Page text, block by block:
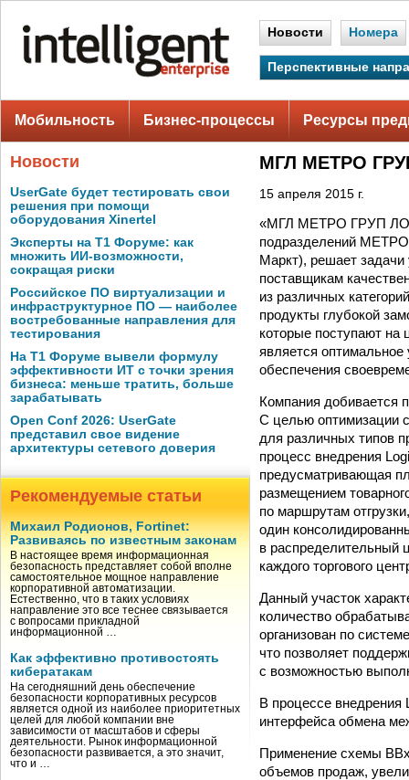
Новости Номера
Перспективные
Мобильность Бизнес-процессы Ресурсы
Новости
UserGate будет тестировать свои
решения при помощи
оборудования Xinertel
Эксперты на Т1 Форуме: как
множить ИИ-возможности,
сокращая риски
Российское ПО виртуализации и
инфраструктурное ПО — наиболее
востребованные направления для
тестирования
На Т1 Форуме вывели формулу
эффективности ИТ с точки зрения
бизнеса: меньше тратить, больше
зарабатывать
Open Conf 2026: UserGate
представил свое видение
архитектуры сетевого доверия
Рекомендуемые статьи
Михаил Родионов, Fortinet:
Развиваясь по известным законам
В настоящее время информационная
безопасность представляет собой вполне
самостоятельное мощное направление
корпоративной автоматизации.
Естественно, что в таких условиях
направление это все теснее связывается
с вопросами прикладной
информационной …
Как эффективно противостоять
кибератакам
На сегодняшний день обеспечение
безопасности корпоративных ресурсов
является одной из наиболее приоритетных
целей для любой компании вне
зависимости от масштабов и сферы
деятельности. Рынок информационной
безопасности развивается, а это значит,
что и …
МГЛ МЕТРО
15 апреля 2015 г.
«МГЛ МЕТРО ГРУП
подразделений
Маркт), решает задачи
поставщикам
из различных
продукты глубокой
которые поступают на
является
обеспечения
Компания добивается
С целью оптимизации
для различных типов
процесс внедрения
предусматривающая
размещением
по маршрутам
один
в распределительный
каждого торгового
Данный участок
количество
организован по
что позволяет
с возможностью
В процессе
интерфейса обмена
Применение схемы
объемов продаж,